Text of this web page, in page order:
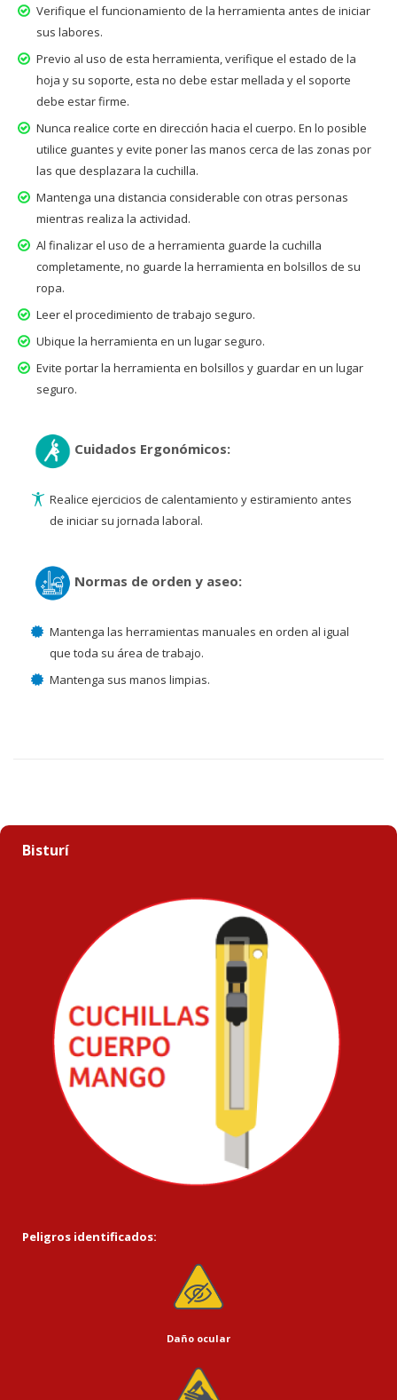
Verifique el funcionamiento de la herramienta antes de iniciar
sus labores.
Previo al uso de esta herramienta, verifique el estado de la
hoja y su soporte, esta no debe estar mellada y el soporte
debe estar firme.
Nunca realice corte en dirección hacia el cuerpo. En lo posible
utilice guantes y evite poner las manos cerca de las zonas por
las que desplazara la cuchilla.
Mantenga una distancia considerable con otras personas
mientras realiza la actividad.
Al finalizar el uso de a herramienta guarde la cuchilla
completamente, no guarde la herramienta en bolsillos de su
ropa.
Leer el procedimiento de trabajo seguro.
Ubique la herramienta en un lugar seguro.
Evite portar la herramienta en bolsillos y guardar en un lugar
seguro.
Cuidados Ergonómicos:
Realice ejercicios de calentamiento y estiramiento antes
de iniciar su jornada laboral.
Normas de orden y aseo:
Mantenga las herramientas manuales en orden al igual
que toda su área de trabajo.
Mantenga sus manos limpias.
Bisturí
Peligros identificados:
Daño ocular